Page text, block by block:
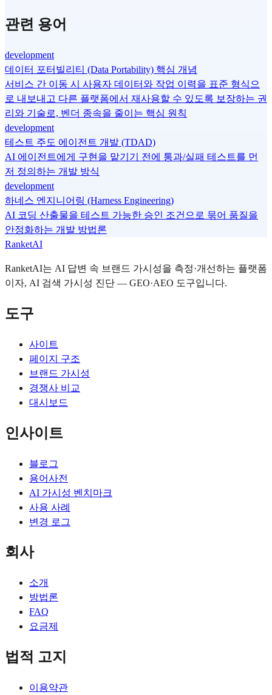
관련 용어
development
데이터 포터빌리티 (Data Portability) 핵심 개념
서비스 간 이동 시 사용자 데이터와 작업 이력을 표준 형식으
로 내보내고 다른 플랫폼에서 재사용할 수 있도록 보장하는 권
리와 기술로, 벤더 종속을 줄이는 핵심 원칙
development
테스트 주도 에이전트 개발 (TDAD)
AI 에이전트에게 구현을 맡기기 전에 통과/실패 테스트를 먼
저 정의하는 개발 방식
development
하네스 엔지니어링 (Harness Engineering)
AI 코딩 산출물을 테스트 가능한 승인 조건으로 묶어 품질을
안정화하는 개발 방법론
RanketAI
RanketAI는 AI 답변 속 브랜드 가시성을 측정·개선하는 플랫폼
이자, AI 검색 가시성 진단 — GEO·AEO 도구입니다.
도구
사이트
페이지 구조
브랜드 가시성
경쟁사 비교
대시보드
인사이트
블로그
용어사전
AI 가시성 벤치마크
사용 사례
변경 로그
회사
소개
방법론
FAQ
요금제
법적 고지
이용약관